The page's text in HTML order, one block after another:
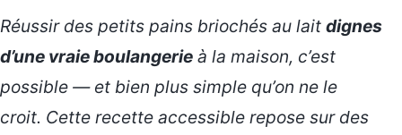
Réussir des petits pains briochés au lait dignes
d’une vraie boulangerie à la maison, c’est
possible — et bien plus simple qu’on ne le
croit. Cette recette accessible repose sur des